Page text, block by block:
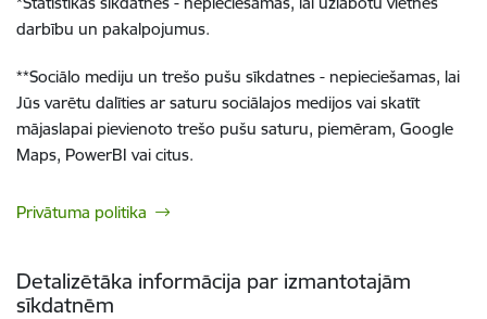
darbību un pakalpojumus.
**Sociālo mediju un trešo pušu sīkdatnes - nepieciešamas, lai
Jūs varētu dalīties ar saturu sociālajos medijos vai skatīt
mājaslapai pievienoto trešo pušu saturu, piemēram, Google
Maps, PowerBI vai citus.
Privātuma politika
Detalizētāka informācija par izmantotajām
sīkdatnēm